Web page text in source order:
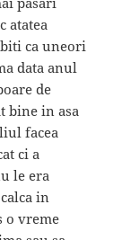
atatea
ca uneori
data anul
de
bine in asa
facea
ci a
le era
in
o vreme